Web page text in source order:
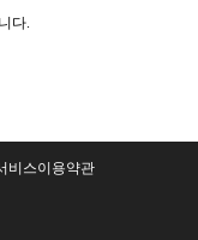
다.
비스이용약관